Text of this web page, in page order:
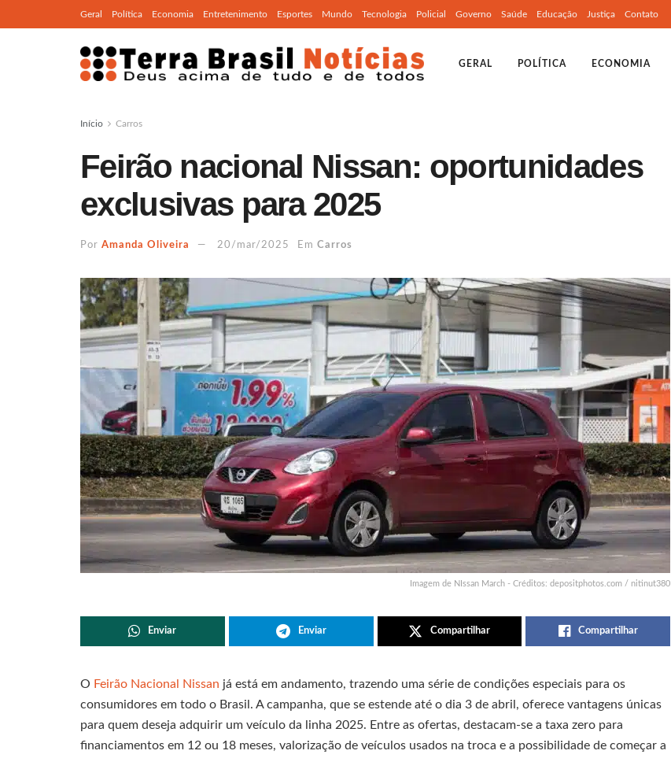
Geral Política Economia Entretenimento Esportes Mundo Tecnologia Policial Governo Saúde Educação Justiça Contato
GERAL POLÍTICA ECONOMIA
Início Carros
Feirão nacional Nissan: oportunidades
exclusivas para 2025
Por Amanda Oliveira 20/mar/2025 Em Carros
Imagem de NIssan March - Créditos: depositphotos.com / nitinut380
Enviar Enviar Compartilhar Compartilhar
O Feirão Nacional Nissan já está em andamento, trazendo uma série de condições especiais para os
consumidores em todo o Brasil. A campanha, que se estende até o dia 3 de abril, oferece vantagens únicas
para quem deseja adquirir um veículo da linha 2025. Entre as ofertas, destacam-se a taxa zero para
financiamentos em 12 ou 18 meses, valorização de veículos usados na troca e a possibilidade de começar a